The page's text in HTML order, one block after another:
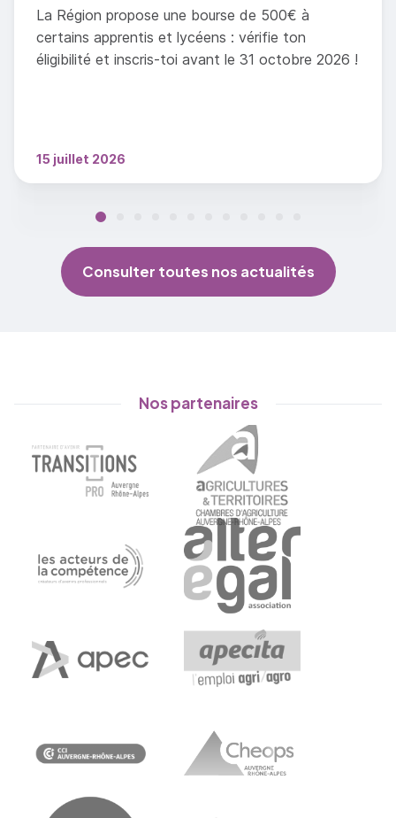
La Région propose une bourse de 500€ à
certains apprentis et lycéens : vérifie ton
éligibilité et inscris-toi avant le 31 octobre 2026 !
15 juillet 2026
Consulter toutes nos actualités
Nos partenaires